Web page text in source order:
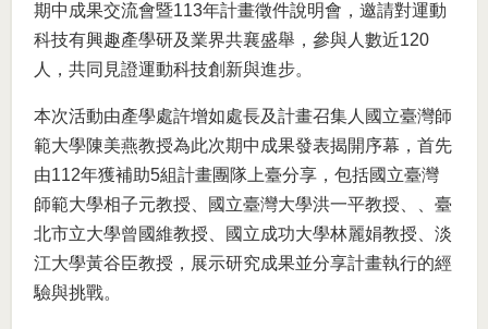
期中成果交流會暨113年計畫徵件說明會，邀請對運動
科技有興趣產學研及業界共襄盛舉，參與人數近120
人，共同見證運動科技創新與進步。
本次活動由產學處許增如處長及計畫召集人國立臺灣師
範大學陳美燕教授為此次期中成果發表揭開序幕，首先
由112年獲補助5組計畫團隊上臺分享，包括國立臺灣
師範大學相子元教授、國立臺灣大學洪一平教授、、臺
北市立大學曾國維教授、國立成功大學林麗娟教授、淡
江大學黃谷臣教授，展示研究成果並分享計畫執行的經
驗與挑戰。